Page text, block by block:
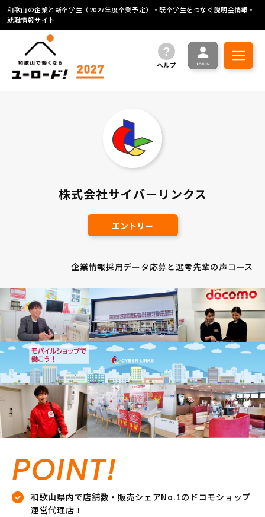
和歌山の企業と新卒学生（2027年度卒業予定）・既卒学生をつなぐ説明会情報・
就職情報サイト
ヘルプ
株式会社サイバーリンクス
エントリー
企業情報採用データ応募と選考先輩の声コース
POINT!
和歌山県内で店舗数・販売シェアNo.1のドコモショップ
運営代理店！